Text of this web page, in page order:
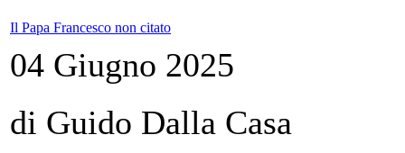
Il Papa Francesco non citato
04 Giugno 2025
di Guido Dalla Casa